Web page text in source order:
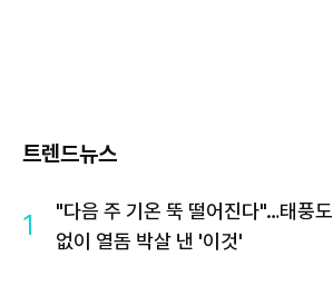
트렌드뉴스
1
"다음 주 기온 뚝 떨어진다"…태풍도
없이 열돔 박살 낸 '이것'